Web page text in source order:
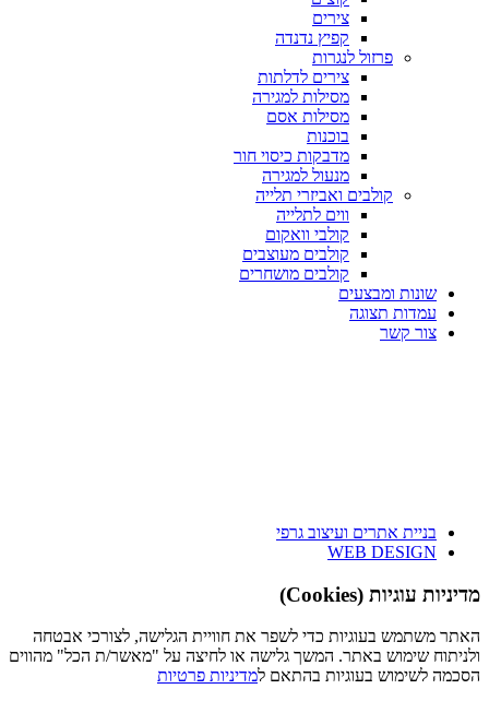
צירים
קפיץ נדנדה
פרזול לנגרות
צירים לדלתות
מסילות למגירה
מסילות אסם
בוכנות
מדבקות כיסוי חור
מנעול למגירה
קולבים ואביזרי תלייה
ווים לתלייה
קולבי וואקום
קולבים מעוצבים
קולבים מושחרים
שונות ומבצעים
עמדות תצוגה
צור קשר
בניית אתרים ועיצוב גרפי
WEB DESIGN
מדיניות עוגיות (Cookies)
האתר משתמש בעוגיות כדי לשפר את חוויית הגלישה, לצורכי אבטחה
ולניתוח שימוש באתר. המשך גלישה או לחיצה על "מאשר/ת הכל" מהווים
הסכמה לשימוש בעוגיות בהתאם למדיניות פרטיות